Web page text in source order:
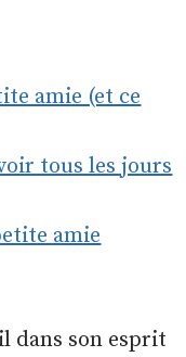
amie (et ce
tous les jours
amie
dans son esprit